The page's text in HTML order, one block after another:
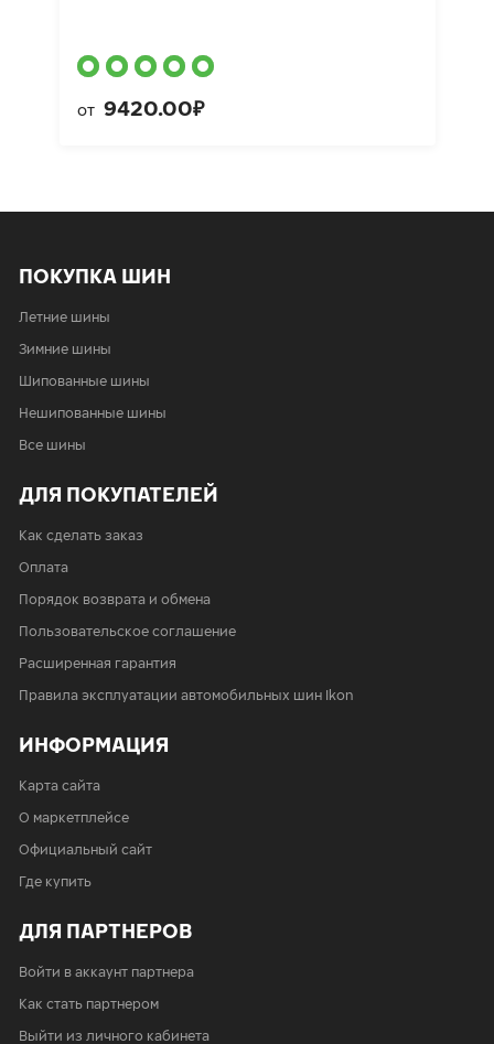
от 9420.00₽
ПОКУПКА ШИН
Летние шины
Зимние шины
Шипованные шины
Нешипованные шины
Все шины
ДЛЯ ПОКУПАТЕЛЕЙ
Как сделать заказ
Оплата
Порядок возврата и обмена
Пользовательское соглашение
Расширенная гарантия
Правила эксплуатации автомобильных шин Ikon
ИНФОРМАЦИЯ
Карта сайта
О маркетплейсе
Официальный сайт
Где купить
ДЛЯ ПАРТНЕРОВ
Войти в аккаунт партнера
Как стать партнером
Выйти из личного кабинета